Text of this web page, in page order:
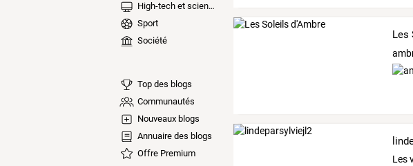
High-tech et sciences
Sport
Société
Top des blogs
Communautés
Nouveaux blogs
Annuaire des blogs
Offre Premium
Les
Les